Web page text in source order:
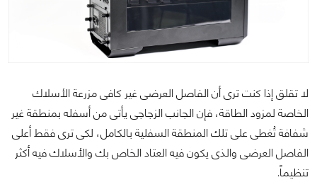
لا تقلق إذا كنت ترى أن الفاصل العرضى غير كافى مزرعة الأسلاك
الخاصة لمزود الطاقة، فإن الجانب الزجاجى يأتى من أسفله بمنطقة غير
شفافة تُغطى على تلك المنطقة السفلية بالكامل، لكى ترى فقط أعلى
الفاصل العرضى والذى يكون فيه العتاد الخاص بك والأسلاك فيه أكثر
تنظيماً.